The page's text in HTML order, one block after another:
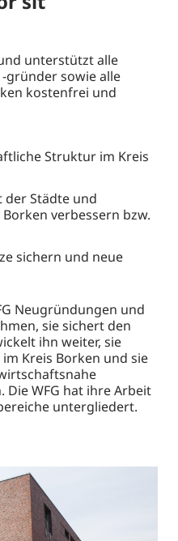
unterstützt alle
kostenfrei und
Städte und
verbessern bzw.
sichern und neue
Neugründungen und
ihn weiter, sie
Kreis Borken und sie
WFG hat ihre Arbeit
untergliedert.